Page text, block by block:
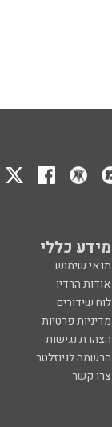
מידע כללי
תנאי שימוש
אודות הרדיו
לוח שידורים
מדיניות פרטיות
הצהרת נגישות
הרשמה לניוזלטר
צרו קשר